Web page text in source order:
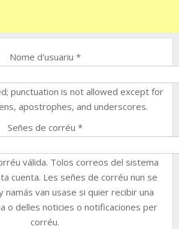
Nome d'usuariu *
punctuation is not allowed except for
apostrophes, and underscores.
Señes de corréu *
válida. Tolos correos del sistema
cuenta. Les señes de corréu nun se
namás van usase si quier recibir una
o delles noticies o notificaciones per
corréu.